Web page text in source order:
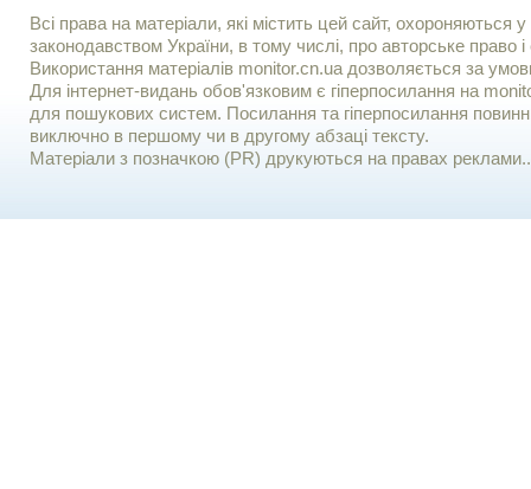
Всі права на матеріали, які містить цей сайт, охороняються у
законодавством України, в тому числі, про авторське право і
Використання матерiалiв monitor.cn.ua дозволяється за
Для iнтернет-видань обов'язковим є гiперпосилання на
для пошукових систем. Посилання та гіперпосилання
виключно в першому чи в другому абзаці тексту.
Матеріали з позначкою (PR) друкуються на правах реклами..